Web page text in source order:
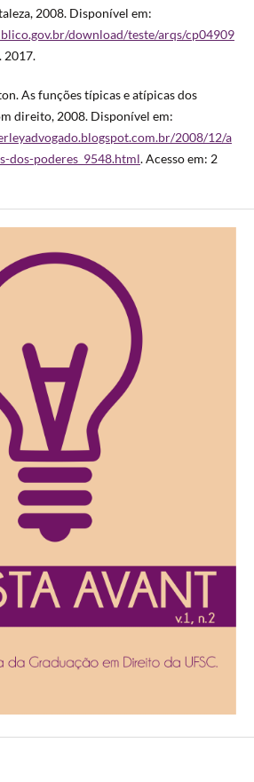
2008. Disponível em:
download/teste/arqs/cp04909
2017.
As funções típicas e atípicas dos
direito, 2008. Disponível em:
2008/12/a
dos-poderes_9548.html. Acesso em: 2